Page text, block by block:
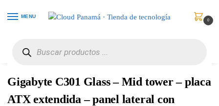
MENU
0
Gigabyte C301 Glass – Mid tower – placa
ATX extendida – panel lateral con